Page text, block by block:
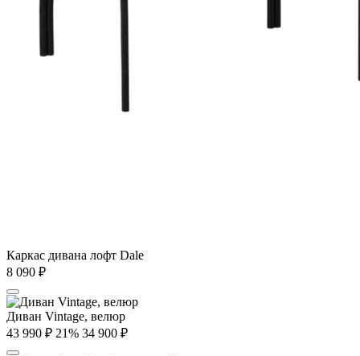
Каркас дивана лофт Dale
8 090 ₽
Диван Vintage, велюр
43 990 ₽ 21% 34 900 ₽